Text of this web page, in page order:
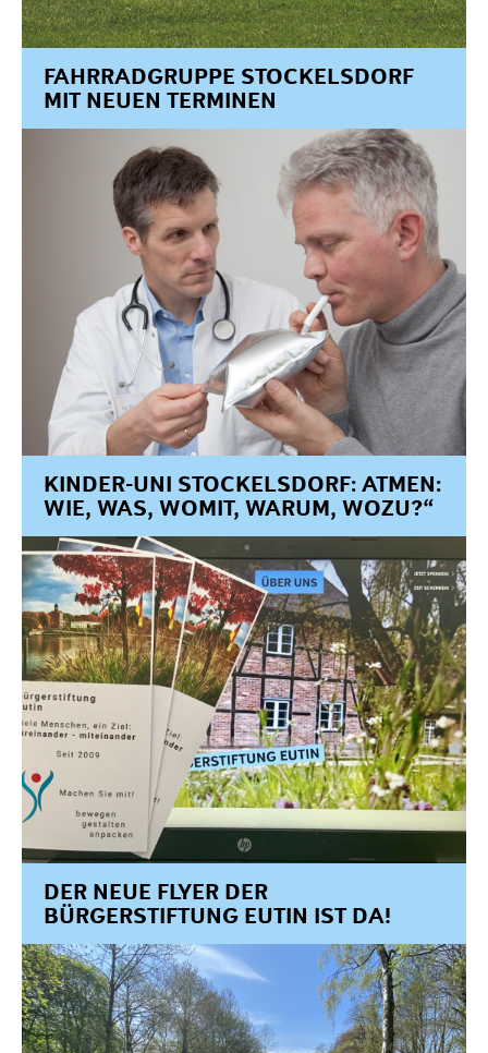
Förderantrag stellen
Satzung & Grundsätze
Jahresberichte
Kontakt
FAHRRADGRUPPE STOCKELSDORF
MIT NEUEN TERMINEN
KINDER-UNI STOCKELSDORF: ATMEN:
WIE, WAS, WOMIT, WARUM, WOZU?“
DER NEUE FLYER DER
BÜRGERSTIFTUNG EUTIN IST DA!